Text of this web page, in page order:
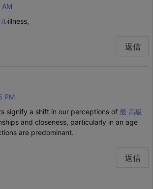
illness,
返信
PM
signify a shift in our perceptions of 最 高級
and closeness, particularly in an age
are predominant.
返信